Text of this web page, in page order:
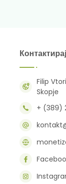
Filip
Skopje
+ (389)